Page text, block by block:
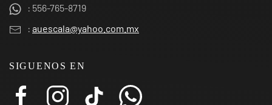
: 556-765-8719
: auescala@yahoo.com.mx
SIGUENOS EN